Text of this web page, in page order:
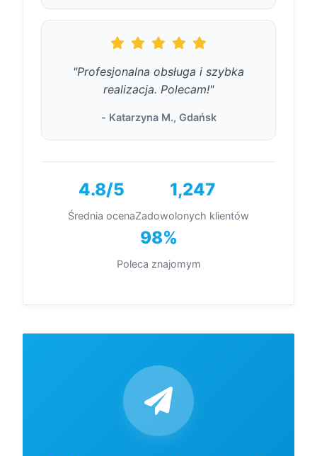
"Profesjonalna obsługa i szybka
realizacja. Polecam!"
- Katarzyna M., Gdańsk
4.8/5
Średnia ocena
1,247
Zadowolonych klientów
98%
Poleca znajomym